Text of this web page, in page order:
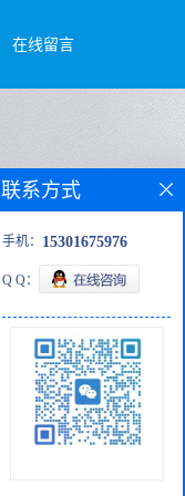
在线留言
联系方式
手机： 15301675976
Q Q：